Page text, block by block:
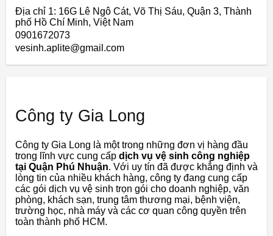
Địa chỉ 1: 16G Lê Ngô Cát, Võ Thị Sáu, Quận 3, Thành
phố Hồ Chí Minh, Việt Nam
0901672073
vesinh.aplite@gmail.com
Công ty Gia Long
Công ty Gia Long là một trong những đơn vị hàng đầu
trong lĩnh vực cung cấp dịch vụ vệ sinh công nghiệp
tại Quận Phú Nhuận. Với uy tín đã được khẳng định và
lòng tin của nhiều khách hàng, công ty đang cung cấp
các gói dịch vụ vệ sinh trọn gói cho doanh nghiệp, văn
phòng, khách sạn, trung tâm thương mại, bệnh viện,
trường học, nhà máy và các cơ quan công quyền trên
toàn thành phố HCM.